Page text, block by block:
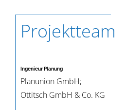
Projektteam
Ingenieur Planung
Planunion GmbH;
Ottitsch GmbH & Co. KG